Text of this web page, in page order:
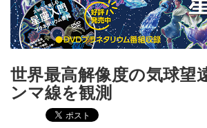
世界最高解像度の気球望
ンマ線を観測